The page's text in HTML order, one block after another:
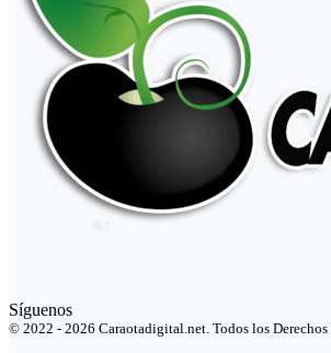
Síguenos
© 2022 - 2026 Caraotadigital.net. Todos los Derechos